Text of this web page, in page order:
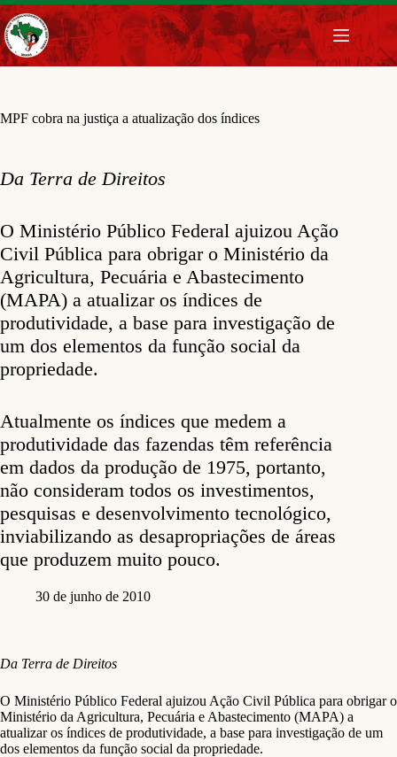
Pular
para
o
conteúdo
MPF cobra na justiça a atualização dos índices
Da Terra de Direitos
O Ministério Público Federal ajuizou Ação
Civil Pública para obrigar o Ministério da
Agricultura, Pecuária e Abastecimento
(MAPA) a atualizar os índices de
produtividade, a base para investigação de
um dos elementos da função social da
propriedade.
Atualmente os índices que medem a
produtividade das fazendas têm referência
em dados da produção de 1975, portanto,
não consideram todos os investimentos,
pesquisas e desenvolvimento tecnológico,
inviabilizando as desapropriações de áreas
que produzem muito pouco.
30 de junho de 2010
Da Terra de Direitos
O Ministério Público Federal ajuizou Ação Civil Pública para obrigar o
Ministério da Agricultura, Pecuária e Abastecimento (MAPA) a
atualizar os índices de produtividade, a base para investigação de um
dos elementos da função social da propriedade.